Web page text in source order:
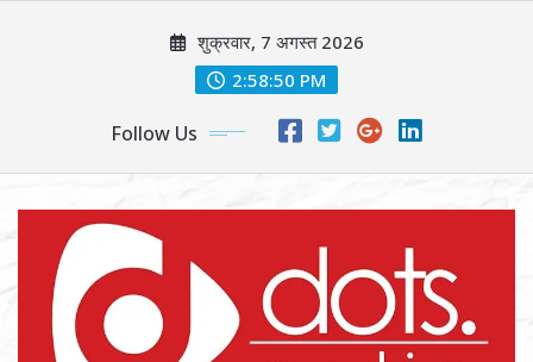
शुक्रवार, 7 अगस्त 2026
2:58:52 PM
Follow Us